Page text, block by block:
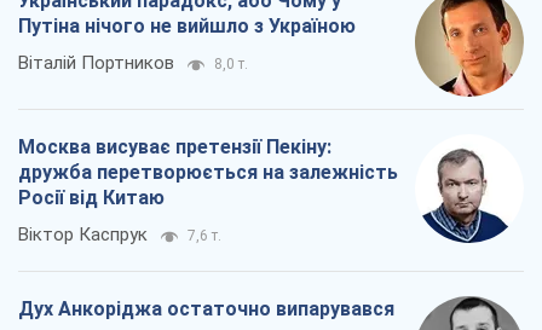
Путіна нічого не вийшло з Україною
Віталій Портников 8,0 т.
Москва висуває претензії Пекіну:
дружба перетворюється на залежність
Росії від Китаю
Віктор Каспрук 7,6 т.
Дух Анкоріджа остаточно випарувався